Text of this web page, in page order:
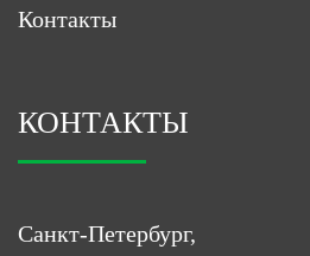
Контакты
КОНТАКТЫ
Санкт-Петербург,